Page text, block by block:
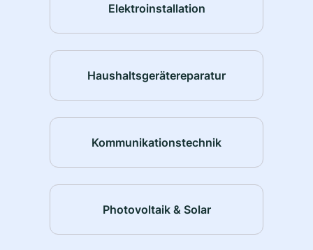
Elektroinstallation
Haushaltsgerätereparatur
Kommunikationstechnik
Photovoltaik & Solar